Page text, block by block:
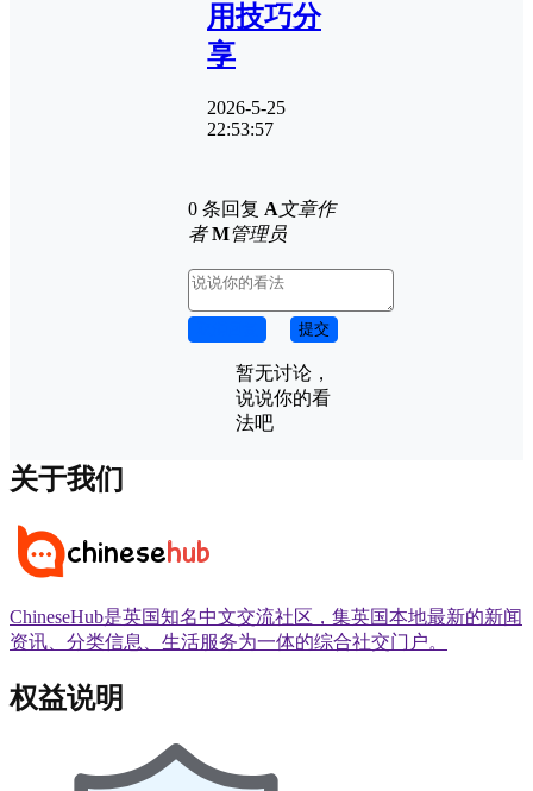
用技巧分
享
2026-5-25
22:53:57
0 条回复 A文章作
者 M管理员
提交
暂无讨论，
说说你的看
法吧
关于我们
ChineseHub是英国知名中文交流社区，集英国本地最新的新闻
资讯、分类信息、生活服务为一体的综合社交门户。
权益说明